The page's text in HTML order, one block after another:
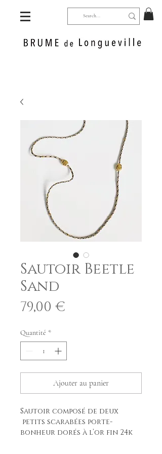
Sautoir Beetle
Sand
79,00 €
Quantité *
Ajouter au panier
Sautoir composé de deux
petits scarabées porte-
bonheur dorés à l’or fin 24k